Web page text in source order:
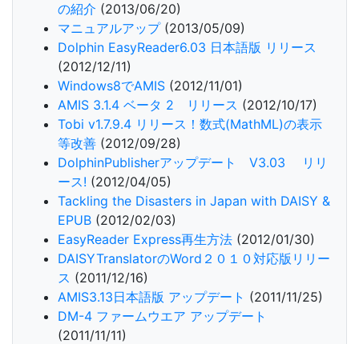
の紹介 (2013/06/20)
マニュアルアップ(2013/05/09)
Dolphin EasyReader6.03 日本語版 リリース
(2012/12/11)
Windows8でAMIS (2012/11/01)
AMIS 3.1.4 ベータ 2 リリース (2012/10/17)
Tobi v1.7.9.4 リリース！数式(MathML)の表示
等改善 (2012/09/28)
DolphinPublisherアップデート V3.03 リリ
ース! (2012/04/05)
Tackling the Disasters in Japan with DAISY &
EPUB (2012/02/03)
EasyReader Express再生方法 (2012/01/30)
DAISYTranslatorのWord２０１０対応版リリー
ス (2011/12/16)
AMIS3.13日本語版 アップデート (2011/11/25)
DM-4 ファームウエア アップデート
(2011/11/11)